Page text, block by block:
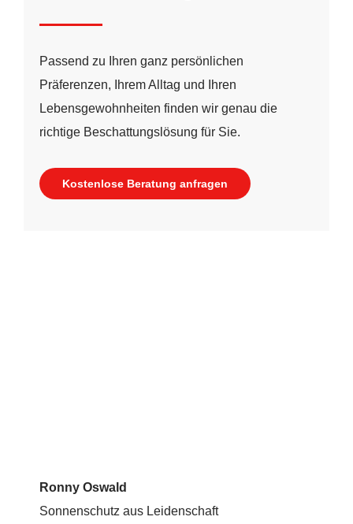
Passend zu Ihren ganz persönlichen
Präferenzen, Ihrem Alltag und Ihren
Lebensgewohnheiten finden wir genau die
richtige Beschattungslösung für Sie.
Kostenlose Beratung anfragen
Ronny Oswald
Sonnenschutz aus Leidenschaft